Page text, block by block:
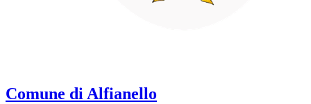
Comune di Alfianello